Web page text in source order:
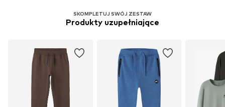
SKOMPLETUJ SWÓJ ZESTAW
Produkty uzupełniające